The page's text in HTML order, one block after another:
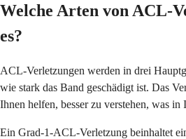
Welche Arten von ACL-
es?
ACL-Verletzungen werden in drei
wie stark das Band geschädigt ist. Das
Ihnen helfen, besser zu verstehen, was in
Ein Grad-1-ACL-Verletzung beinhaltet